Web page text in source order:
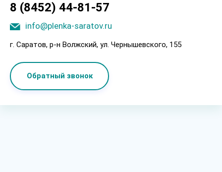
8 (8452) 44-81-57
info@plenka-saratov.ru
г. Саратов, p-н Boлжcкий, ул. Чepнышeвcкoгo, 155
Обратный звонок